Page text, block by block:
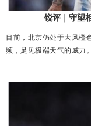
锐评｜守望
目前，北京仍处于大风橙
频，足见极端天气的威力